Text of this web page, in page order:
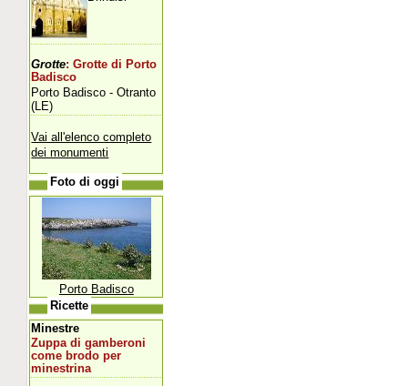
Grotte: Grotte di Porto
Badisco
Porto Badisco - Otranto
(LE)
Vai all'elenco completo
dei monumenti
Foto di oggi
Porto Badisco
Ricette
Minestre
Zuppa di gamberoni
come brodo per
minestrina